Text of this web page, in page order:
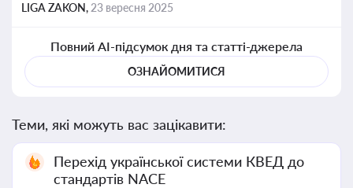
LIGA ZAKON, 23 вересня 2025
Повний AI-підсумок дня та статті-джерела
ОЗНАЙОМИТИСЯ
Теми, які можуть вас зацікавити:
Перехід української системи КВЕД до
стандартів NACE